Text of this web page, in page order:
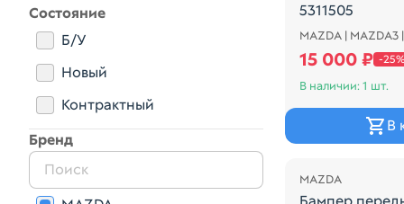
Состояние
Б/У
Новый
Контрактный
Бренд
5311505
MZ AXELA
MAZDA | MAZDA3
15 000 ₽ -25%
В наличии: 1 шт.
В
Распродажа
MAZDA